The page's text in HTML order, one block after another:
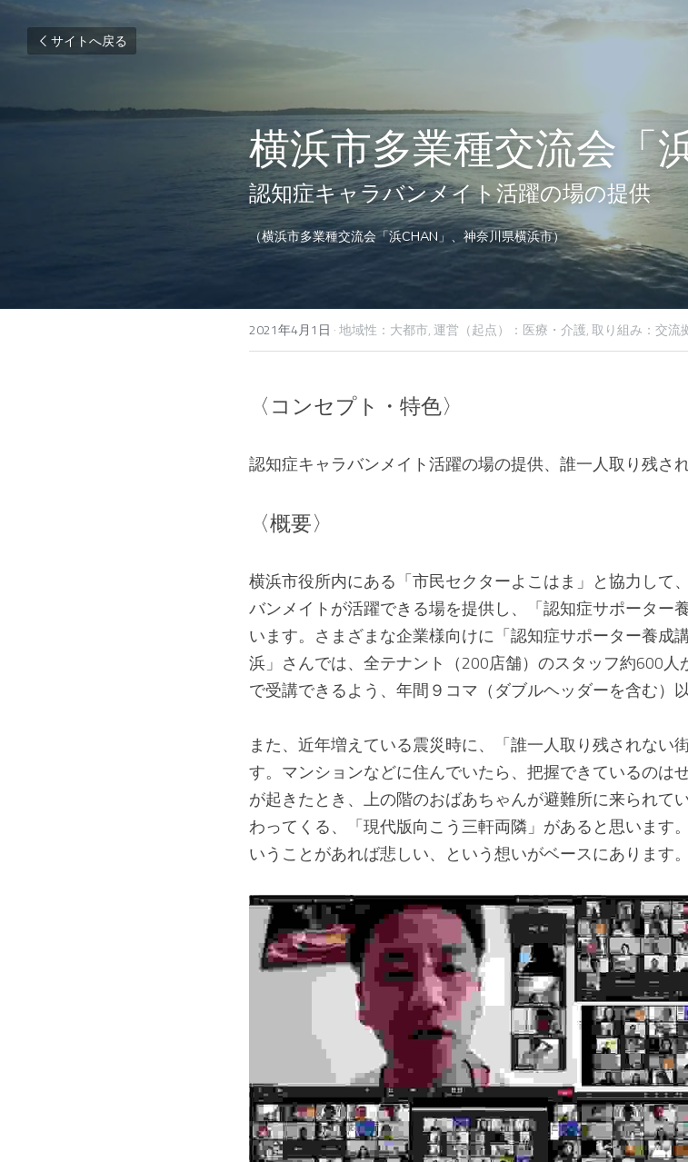
サイトへ戻る
横浜市多業種交流会「浜
認知症キャラバンメイト活躍の場の提供
（横浜市多業種交流会「浜CHAN」、神奈川県横浜市）
2021年4月1日 ·地域性：大都市, 運営（起点）：医療・介護,取り組み：交流
〈コンセプト・特色〉
認知症キャラバンメイト活躍の場の提供、誰一人取り残さ
〈概要〉
横浜市役所内にある「市民セクターよこはま」と協力して
バンメイトが活躍できる場を提供し、「認知症サポーター
います。さまざまな企業様向けに「認知症サポーター養成
浜」さんでは、全テナント（200店舗）のスタッフ約600
で受講できるよう、年間９コマ（ダブルヘッダーを含む）
また、近年増えている震災時に、「誰一人取り残されない
す。マンションなどに住んでいたら、把握できているのは
が起きたとき、上の階のおばあちゃんが避難所に来られて
わってくる、「現代版向こう三軒両隣」があると思います
いうことがあれば悲しい、という想いがベースにあります。